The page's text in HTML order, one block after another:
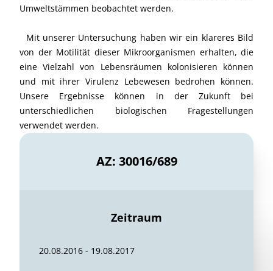
Umweltstämmen beobachtet werden.
Mit unserer Untersuchung haben wir ein klareres Bild
von der Motilität dieser Mikroorganismen erhalten, die
eine Vielzahl von Lebensräumen kolonisieren können
und mit ihrer Virulenz Lebewesen bedrohen können.
Unsere Ergebnisse können in der Zukunft bei
unterschiedlichen biologischen Fragestellungen
verwendet werden.
AZ: 30016/689
Zeitraum
20.08.2016 - 19.08.2017